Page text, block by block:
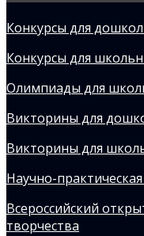
Конкурсы для
Конкурсы для
Олимпиады для
Викторины для
Викторины для
Научно-
Всероссийский
творчества